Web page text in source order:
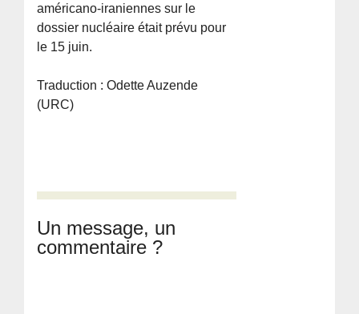
américano-iraniennes sur le
dossier nucléaire était prévu pour
le 15 juin.
Traduction : Odette Auzende
(URC)
Un message, un
commentaire ?